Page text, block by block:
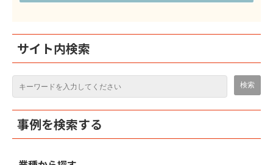
サイト内検索
事例を検索する